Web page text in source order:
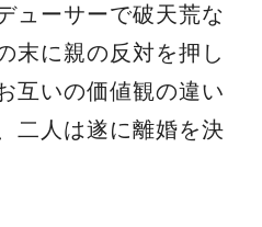
ューサーで破天荒な
末に親の反対を押し
互いの価値観の違い
二人は遂に離婚を決